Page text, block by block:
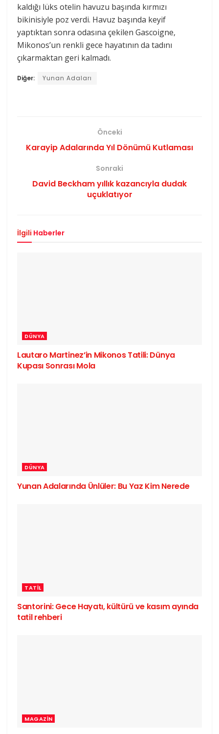
kaldığı lüks otelin havuzu başında kırmızı
bikinisiyle poz verdi. Havuz başında keyif
yaptıktan sonra odasına çekilen Gascoigne,
Mikonos’un renkli gece hayatının da tadını
çıkarmaktan geri kalmadı.
Diğer: Yunan Adaları
Önceki
Karayip Adalarında Yıl Dönümü Kutlaması
Sonraki
David Beckham yıllık kazancıyla dudak
uçuklatıyor
İlgili Haberler
DÜNYA
Lautaro Martinez’in Mikonos Tatili: Dünya
Kupası Sonrası Mola
DÜNYA
Yunan Adalarında Ünlüler: Bu Yaz Kim Nerede
TATIL
Santorini: Gece Hayatı, kültürü ve kasım ayında
tatil rehberi
MAGAZIN